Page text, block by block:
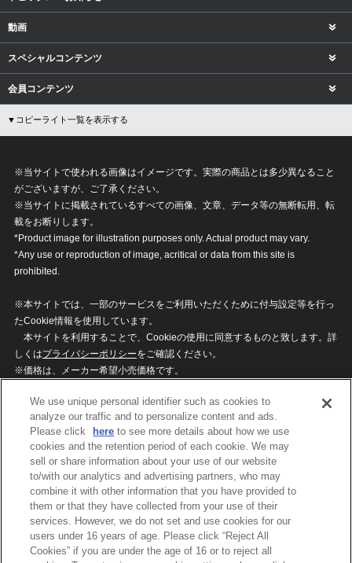
動画
スペシャルコンテンツ
会員コンテンツ
▼コピーライト一覧を表示する
※当サイトで使われる画像はイメージです。実際の商品とは多少異なること
がございますが、ご了承ください。
※当サイトに掲載されているすべての画像、文章、データ等の無断転用、転
載をお断りします。
*Product image for illustration purposes only. Actual product may vary.
*Any use or reproduction of image, acritical or data from this site is
prohibited.
※本サイトでは、一部のサービスをご利用いただくために付与設定等を行っ
たCookie情報を使用しています。
本サイトを利用することで、Cookieの使用に同意するものと致します。詳
しくはプライバシーポリシーをご確認ください。
※価格は、メーカー希望小売価格です。
ざいますのでご了承ください。
privacypolicy
Do Not Sell or Share My
Personal Information
ウェブサイトご利用条件
ソーシャルメディアポリシー
個人情報保護方針
お問い合わせ
©BANDAI
We use unique personal identifier such as cookies to
analyze our traffic and to personalize content and ads.
Please click
here to see more details about how we use
cookies and the retention period of each cookie. We may
sell or share information about your use of our website
to/with our analytics and advertising partners, who may
combine it with other information that you have provided to
them or that they have collected from your use of their
services. However, we do not set and use cookies for our
users under 16 years of age. Please click “Reject All
Cookies” if you are under the age of 16 or to reject all